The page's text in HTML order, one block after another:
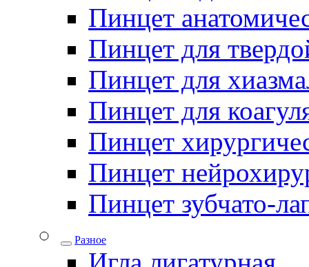
Пинцет
Пинцет для
Пинцет для
Пинцет для
Пинцет
Пинцет
Пинцет зубчато-
Разное